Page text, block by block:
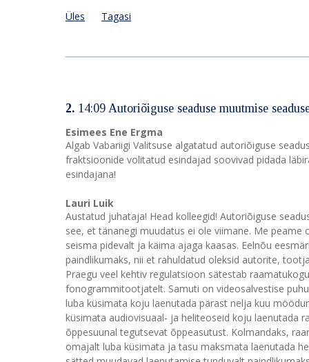
Üles Tagasi
2. 14:09 Autoriõiguse seaduse muutmise
Esimees Ene Ergma
Algab Vabariigi Valitsuse algatatud autoriõiguse
fraktsioonide volitatud esindajad soovivad pidada
esindajana!
Lauri Luik
Austatud juhataja! Head kolleegid! Autoriõiguse
see, et tänanegi muudatus ei ole viimane. Me
seisma pidevalt ja käima ajaga kaasas. Eelnõu
paindlikumaks, nii et rahuldatud oleksid autorite,
Praegu veel kehtiv regulatsioon sätestab
fonogrammitootjatelt. Samuti on videosalvestise
luba küsimata koju laenutada pärast nelja kuu
küsimata audiovisuaal‑ ja heliteoseid koju laenutada
õppesuunal tegutsevat õppeasutust. Kolmandaks,
omajalt luba küsimata ja tasu maksmata laenutada